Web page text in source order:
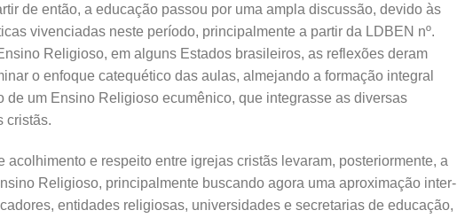
de então, a educação passou por uma ampla discussão, devido às
vivenciadas neste período, principalmente a partir da LDBEN nº.
Religioso, em alguns Estados brasileiros, as reflexões deram
o enfoque catequético das aulas, almejando a formação integral
de um Ensino Religioso ecumênico, que integrasse as diversas
cristãs.
acolhimento e respeito entre igrejas cristãs levaram, posteriormente, a
Religioso, principalmente buscando agora uma aproximação inter-
entidades religiosas, universidades e secretarias de educação,